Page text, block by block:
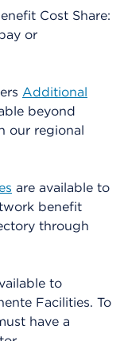
Cost Share:
or
Additional
beyond
our regional
are available to
benefit
through
to
Facilities. To
have a